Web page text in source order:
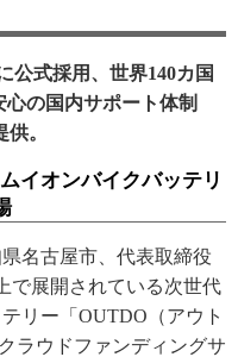
公式採用、世界140カ国
の国内サポート体制
。
イオンバイクバッテリ
名古屋市、代表取締役
で展開されている次世代
リー「OUTDO（アウト
ラウドファンディングサ